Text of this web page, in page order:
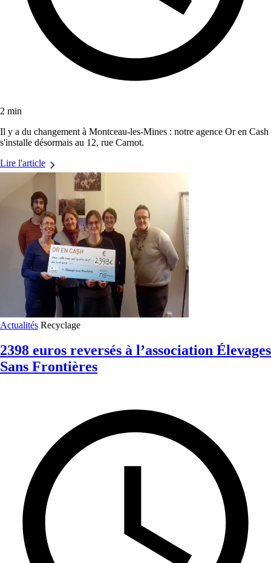
2 min
Il y a du changement à Montceau-les-Mines : notre agence Or en Cash
s'installe désormais au 12, rue Carnot.
Lire l'article
Actualités Recyclage
2398 euros reversés à l’association Élevages
Sans Frontières